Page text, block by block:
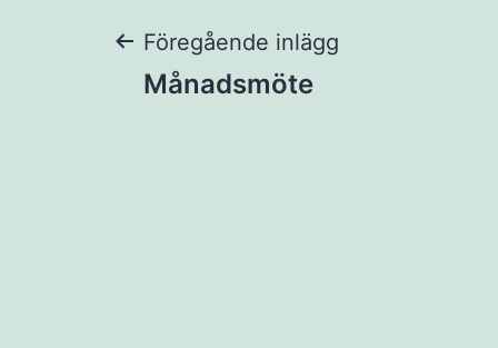
Föregående inlägg
Månadsmöte